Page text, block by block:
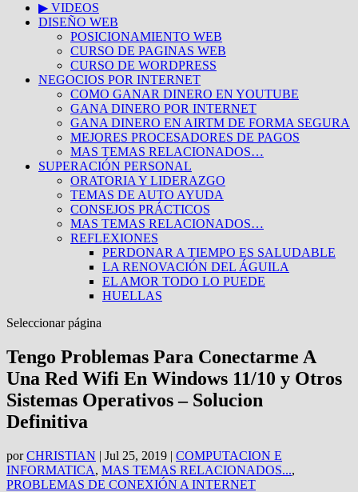
▶ VIDEOS
DISEÑO WEB
POSICIONAMIENTO WEB
CURSO DE PAGINAS WEB
CURSO DE WORDPRESS
NEGOCIOS POR INTERNET
COMO GANAR DINERO EN YOUTUBE
GANA DINERO POR INTERNET
GANA DINERO EN AIRTM DE FORMA SEGURA
MEJORES PROCESADORES DE PAGOS
MAS TEMAS RELACIONADOS…
SUPERACIÓN PERSONAL
ORATORIA Y LIDERAZGO
TEMAS DE AUTO AYUDA
CONSEJOS PRÁCTICOS
MAS TEMAS RELACIONADOS…
REFLEXIONES
PERDONAR A TIEMPO ES SALUDABLE
LA RENOVACIÓN DEL ÁGUILA
EL AMOR TODO LO PUEDE
HUELLAS
Seleccionar página
Tengo Problemas Para Conectarme A
Una Red Wifi En Windows 11/10 y Otros
Sistemas Operativos – Solucion
Definitiva
porCHRISTIAN | Jul 25, 2019 | COMPUTACION E
INFORMATICA, MAS TEMAS RELACIONADOS...,
PROBLEMAS DE CONEXIÓN A INTERNET